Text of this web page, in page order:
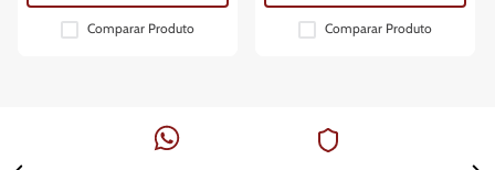
Comparar Produto Comparar Produto